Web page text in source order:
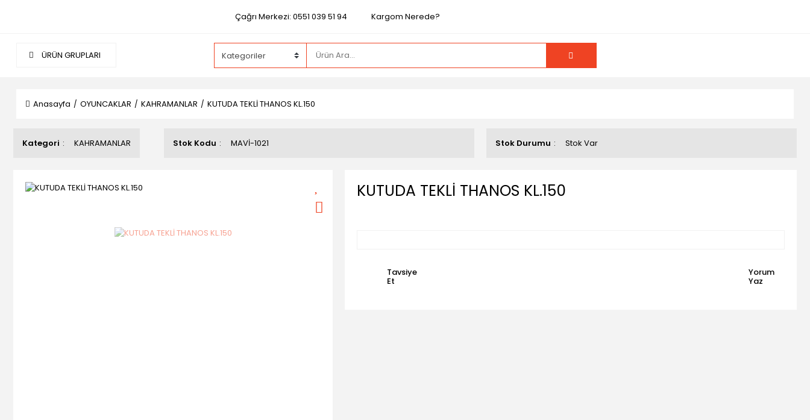
Çağrı Merkezi: 0551 039 51 94 Kargom Nerede?
ÜRÜN GRUPLARI
Anasayfa OYUNCAKLAR KAHRAMANLAR KUTUDA TEKLİ THANOS KL.150
Kategori KAHRAMANLAR Stok Kodu MAVİ-1021 Stok Durumu Stok Var
KUTUDA TEKLİ THANOS KL.150
Tavsiye
Et
Yorum
Yaz